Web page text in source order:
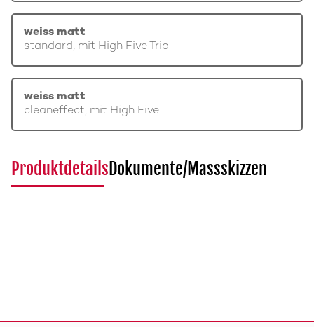
weiss matt
standard, mit High Five Trio
weiss matt
cleaneffect, mit High Five
ProduktdetailsDokumente/Massskizzen